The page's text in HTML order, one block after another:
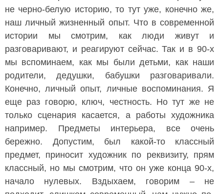
не черно-белую историю, то тут уже, конечно же,
наш личный жизненный опыт. Что в современной
истории мы смотрим, как люди живут и
разговаривают, и реагируют сейчас. Так и в 90-х
мы вспоминаем, как мы были детьми, как наши
родители, дедушки, бабушки разговаривали.
Конечно, личный опыт, личные воспоминания. Я
еще раз говорю, ключ, честность. Но тут же не
только сценария касается, а работы художника
например. Предметы интерьера, все очень
бережно. Допустим, был какой-то классный
предмет, приносит художник по реквизиту, прям
классный, но мы смотрим, что он уже конца 90-х,
начало нулевых. Вздыхаем, говорим – не